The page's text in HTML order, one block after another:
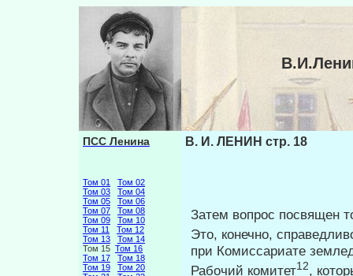
ПСС Ленина
Том 01
Том 02
Том 03
Том 04
Том 05
Том 06
Том 07
Том 08
Том 09
Том 10
Том 11
Том 12
Том 13
Том 14
Том 15 Том 16
Том 17
Том 18
Том 19
Том 20
В. И. ЛЕНИН стр. 18
Затем вопрос посвящен
Это, ко­нечно,
при Комиссариате
Рабочий комитет12,